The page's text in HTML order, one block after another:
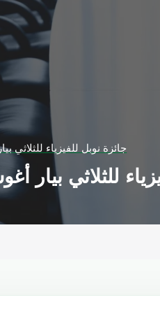
جائزة نوبل للفيزياء
للثلاثي بيار